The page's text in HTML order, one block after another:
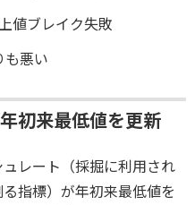
値ブレイク失敗
も悪い
初来最低値を更新
レート（採掘に利用され
指標）が年初来最低値を